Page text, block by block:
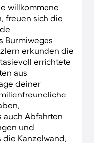
willkommene
freuen sich die
Burmiweges
erkunden die
errichtete
aus
deiner
auch Abfahrten
und
die Kanzelwand,